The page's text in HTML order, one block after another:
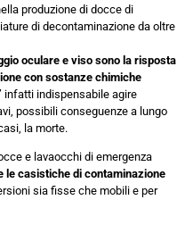
produzione di docce di
di decontaminazione da oltre
oculare e viso sono la risposta
con sostanze chimiche
infatti indispensabile agire
possibili conseguenze a lungo
la morte.
e lavaocchi di emergenza
le casistiche di contaminazione
sia fisse che mobili e per